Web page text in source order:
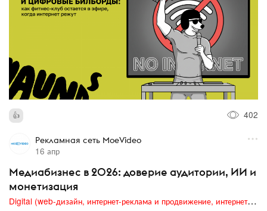
402
Рекламная сеть MoeVideo
16 апр
Медиабизнес в 2026: доверие аудитории, ИИ и
монетизация
Digital (web-дизайн, интернет-реклама и продвижение, интернет-сообщества и блоги, интернет-коммуникации, мобильный маркетинг, реклама на цифровых экранах)